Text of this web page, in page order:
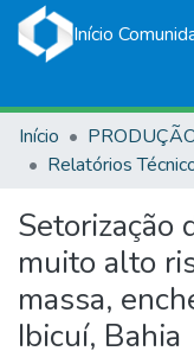
Início
Início
Relatórios
Setorização
muito alto
massa,
Ibicuí, Bahia